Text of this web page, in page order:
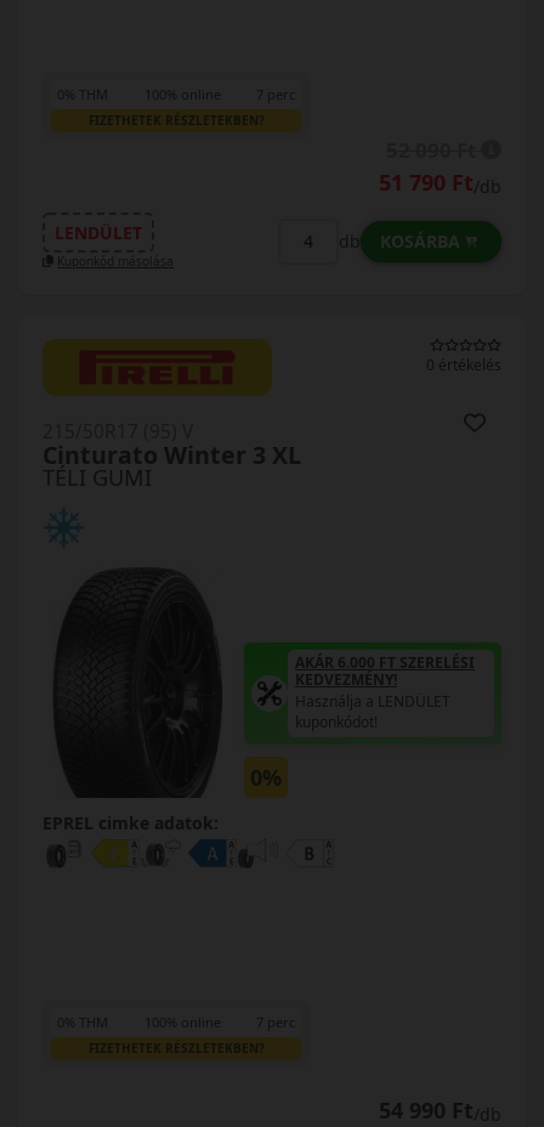
0% THM 100% online 7 perc
FIZETHETEK RÉSZLETEKBEN?
51 790 Ft/db
LENDÜLET
Kuponkód másolása
db KOSÁRBA
0 értékelés
TÉLI GUMI
Cinturato Winter 3 XL
AKÁR 6.000 FT SZERELÉSI
KEDVEZMÉNY!
Használja a LENDÜLET
kuponkódot!
0%
EPREL cimke adatok:
0% THM 100% online 7 perc
FIZETHETEK RÉSZLETEKBEN?
54 990 Ft/db